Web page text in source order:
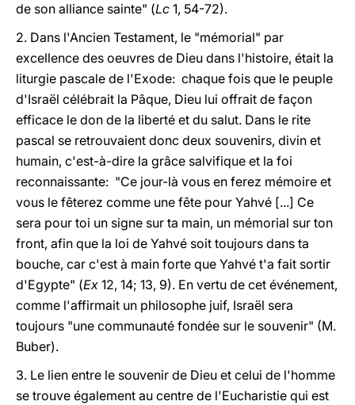
de son alliance sainte" (Lc 1, 54-72).
2. Dans l'Ancien Testament, le "mémorial" par
excellence des oeuvres de Dieu dans l'histoire, était la
liturgie pascale de l'Exode: chaque fois que le peuple
d'Israël célébrait la Pâque, Dieu lui offrait de façon
efficace le don de la liberté et du salut. Dans le rite
pascal se retrouvaient donc deux souvenirs, divin et
humain, c'est-à-dire la grâce salvifique et la foi
reconnaissante: "Ce jour-là vous en ferez mémoire et
vous le fêterez comme une fête pour Yahvé [...] Ce
sera pour toi un signe sur ta main, un mémorial sur ton
front, afin que la loi de Yahvé soit toujours dans ta
bouche, car c'est à main forte que Yahvé t'a fait sortir
d'Egypte" (Ex 12, 14; 13, 9). En vertu de cet événement,
comme l'affirmait un philosophe juif, Israël sera
toujours "une communauté fondée sur le souvenir" (M.
Buber).
3. Le lien entre le souvenir de Dieu et celui de l'homme
se trouve également au centre de l'Eucharistie qui est